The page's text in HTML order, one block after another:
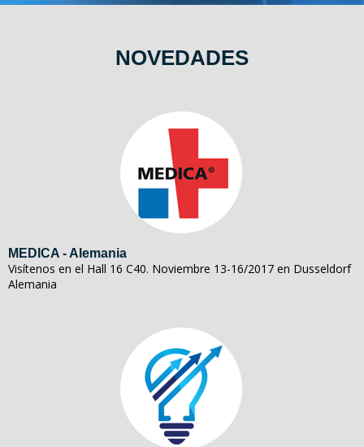
NOVEDADES
MEDICA - Alemania
Visítenos en el Hall 16 C40. Noviembre 13-16/2017 en Dusseldorf
Alemania